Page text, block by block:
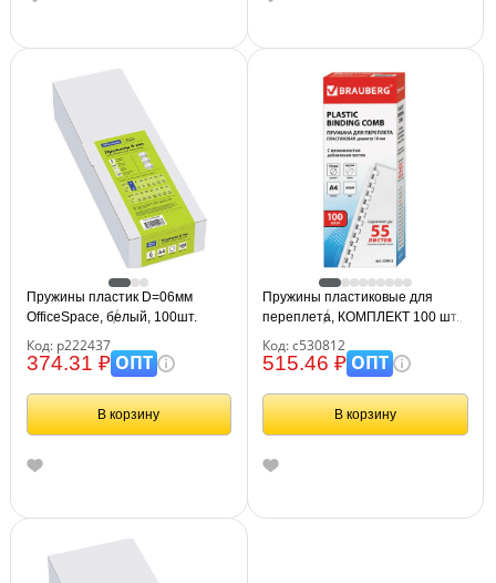
Пружины пластик D=06мм
OfficeSpace, белый, 100шт.
Код: р222437
374.31 ₽ОПТ
В корзину
Пружины пластиковые для
переплета, КОМПЛЕКТ 100 шт.,
белые, BRAUBERG, 530812
Код: с530812
515.46 ₽ОПТ
В корзину